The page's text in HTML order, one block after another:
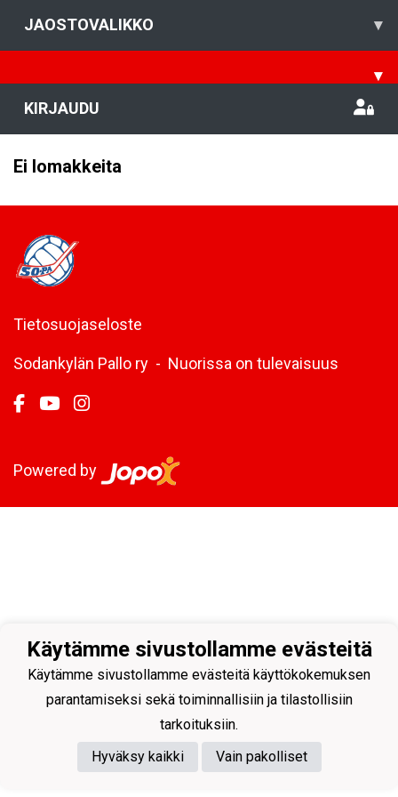
JAOSTOVALIKKO ▾
▾
KIRJAUDU
Ei lomakkeita
Tietosuojaseloste
Sodankylän Pallo ry - Nuorissa on tulevaisuus
Powered by
Käytämme sivustollamme evästeitä
Käytämme sivustollamme evästeitä käyttökokemuksen
parantamiseksi sekä toiminnallisiin ja tilastollisiin
tarkoituksiin.
Hyväksy kaikki
Vain pakolliset